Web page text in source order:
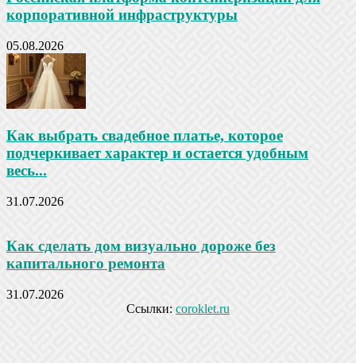
корпоративной инфраструктуры
05.08.2026
Как выбрать свадебное платье, которое
подчеркивает характер и остается удобным
весь...
31.07.2026
Как сделать дом визуально дороже без
капитального ремонта
31.07.2026
Ссылки: coroklet.ru